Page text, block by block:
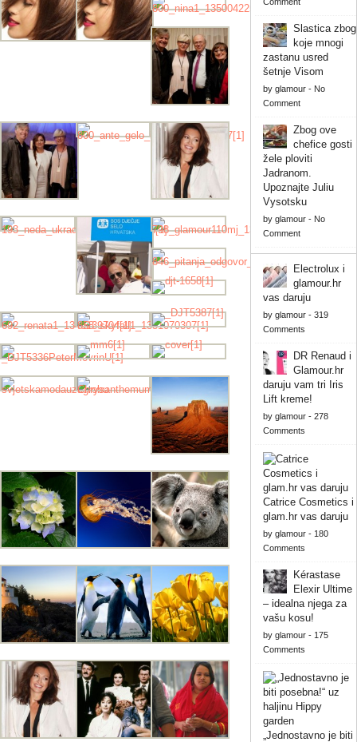
Slastica zbog
koje mnogi
zastanu usred
šetnje Visom
by glamour- No
Comment
Zbog ove
chefice gosti
žele ploviti
Jadranom.
Upoznajte Juliu
Vysotsku
by glamour- No
Comment
Electrolux i
glamour.hr
vas daruju
by glamour- 319
Comments
DR Renaud i
Glamour.hr
daruju vam tri Iris
Lift kreme!
by glamour- 278
Comments
Catrice Cosmetics i
glam.hr vas daruju
by glamour- 180
Comments
Kérastase
Elexir Ultime
– idealna njega za
vašu kosu!
by glamour- 175
Comments
„Jednostavno je biti